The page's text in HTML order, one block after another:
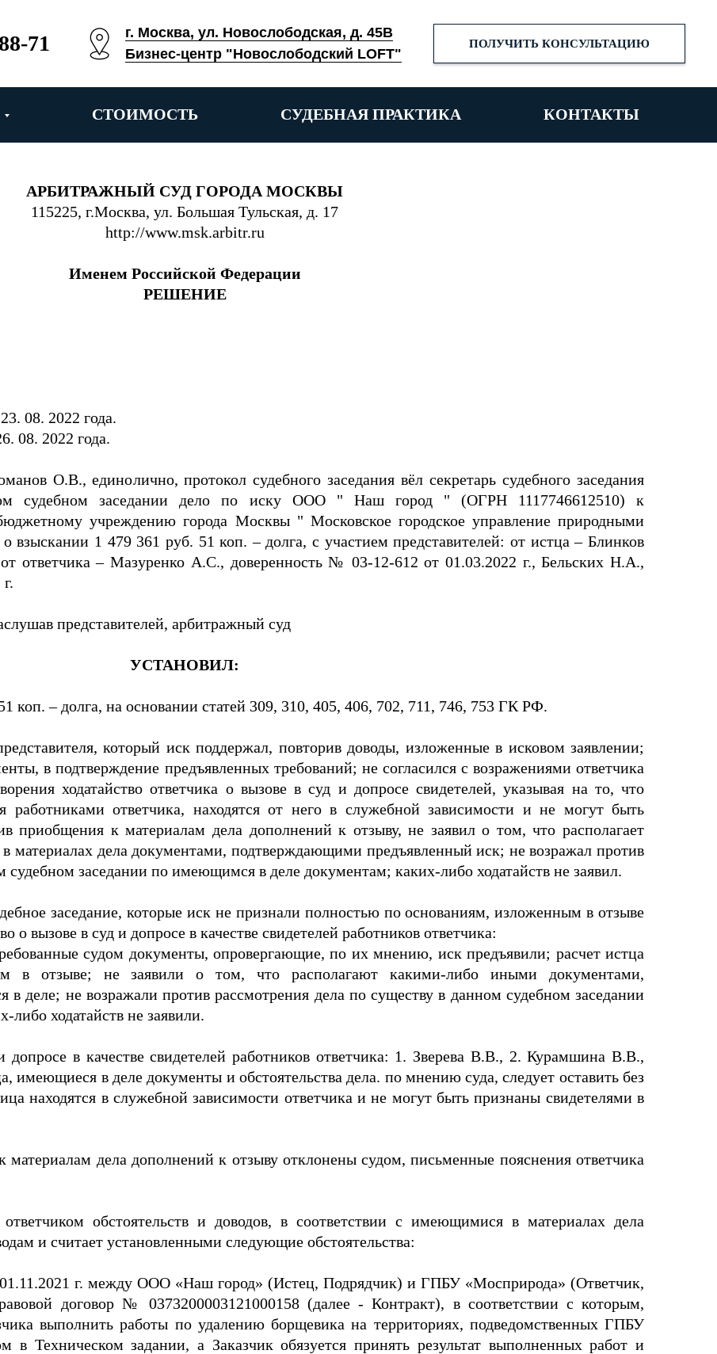
71
г. Москва, ул. Новослободская, д. 45В
Бизнес-центр "Новослободский LOFT"
ПОЛУЧИТЬ КОНСУЛЬТАЦИЮ
СТОИМОСТЬ СУДЕБНАЯ ПРАКТИКА КОНТАКТЫ
АРБИТРАЖНЫЙ СУД ГОРОДА МОСКВЫ
115225, г.Москва, ул. Большая Тульская, д. 17
http://www.msk.arbitr.ru
Именем Российской Федерации
РЕШЕНИЕ
08. 2022 года.
08. 2022 года.
О.В., единолично, протокол судебного заседания вёл секретарь судебного заседания
судебном заседании дело по иску ООО " Наш город " (ОГРН 1117746612510) к
учреждению города Москвы " Московское городское управление природными
1 479 361 руб. 51 коп. – долга, с участием представителей: от истца – Блинков
ответчика – Мазуренко А.С., доверенность № 03-12-612 от 01.03.2022 г., Бельских Н.А.,
представителей, арбитражный суд
УСТАНОВИЛ:
коп. – долга, на основании статей 309, 310, 405, 406, 702, 711, 746, 753 ГК РФ.
который иск поддержал, повторив доводы, изложенные в исковом заявлении;
в подтверждение предъявленных требований; не согласился с возражениями ответчика
ходатайство ответчика о вызове в суд и допросе свидетелей, указывая на то, что
работниками ответчика, находятся от него в служебной зависимости и не могут быть
приобщения к материалам дела дополнений к отзыву, не заявил о том, что располагает
дела документами, подтверждающими предъявленный иск; не возражал против
судебном заседании по имеющимся в деле документам; каких-либо ходатайств не заявил.
заседание, которые иск не признали полностью по основаниям, изложенным в отзыве
о вызове в суд и допросе в качестве свидетелей работников ответчика:
судом документы, опровергающие, по их мнению, иск предъявили; расчет истца
в отзыве; не заявили о том, что располагают какими-либо иными документами,
деле; не возражали против рассмотрения дела по существу в данном судебном заседании
ходатайств не заявили.
допросе в качестве свидетелей работников ответчика: 1. Зверева В.В., 2. Курамшина В.В.,
имеющиеся в деле документы и обстоятельства дела. по мнению суда, следует оставить без
находятся в служебной зависимости ответчика и не могут быть признаны свидетелями в
дела дополнений к отзыву отклонены судом, письменные пояснения ответчика
обстоятельств и доводов, в соответствии с имеющимися в материалах дела
и считает установленными следующие обстоятельства:
01.11.2021 г. между ООО «Наш город» (Истец, Подрядчик) и ГПБУ «Мосприрода» (Ответчик,
договор № 0373200003121000158 (далее - Контракт), в соответствии с которым,
выполнить работы по удалению борщевика на территориях, подведомственных ГПБУ
в Техническом задании, а Заказчик обязуется принять результат выполненных работ и